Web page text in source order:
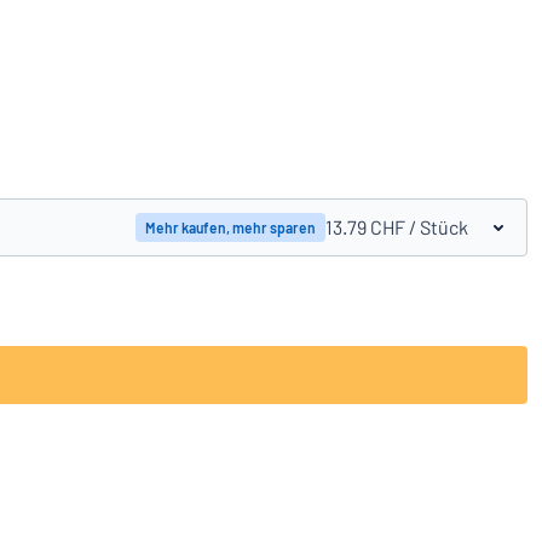
Mehr kaufen, mehr sparen 13.79 CHF / Stück